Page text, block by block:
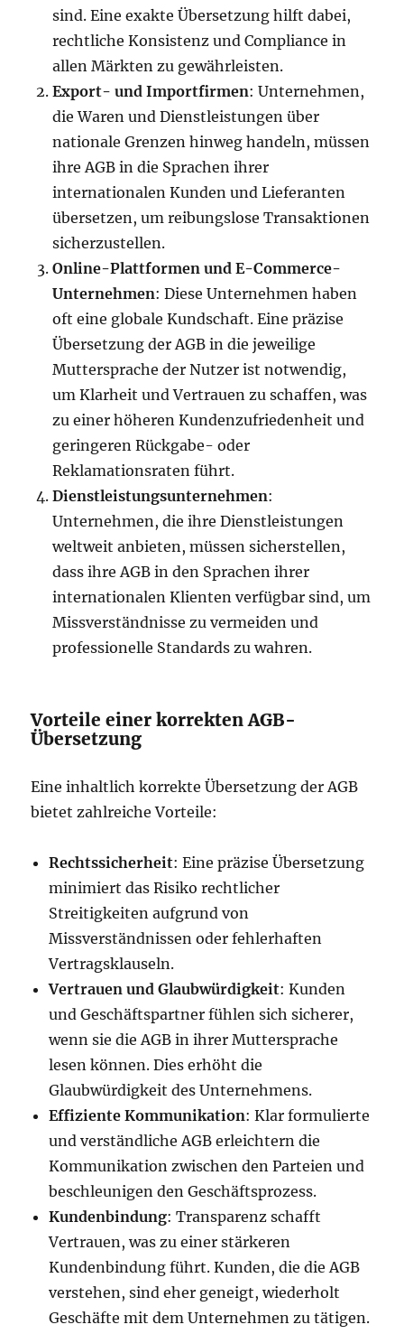
sind. Eine exakte Übersetzung hilft dabei,
rechtliche Konsistenz und Compliance in
allen Märkten zu gewährleisten.
Export- und Importfirmen: Unternehmen,
die Waren und Dienstleistungen über
nationale Grenzen hinweg handeln, müssen
ihre AGB in die Sprachen ihrer
internationalen Kunden und Lieferanten
übersetzen, um reibungslose Transaktionen
sicherzustellen.
Online-Plattformen und E-Commerce-
Unternehmen: Diese Unternehmen haben
oft eine globale Kundschaft. Eine präzise
Übersetzung der AGB in die jeweilige
Muttersprache der Nutzer ist notwendig,
um Klarheit und Vertrauen zu schaffen, was
zu einer höheren Kundenzufriedenheit und
geringeren Rückgabe- oder
Reklamationsraten führt.
Dienstleistungsunternehmen:
Unternehmen, die ihre Dienstleistungen
weltweit anbieten, müssen sicherstellen,
dass ihre AGB in den Sprachen ihrer
internationalen Klienten verfügbar sind, um
Missverständnisse zu vermeiden und
professionelle Standards zu wahren.
Vorteile einer korrekten AGB-
Übersetzung
Eine inhaltlich korrekte Übersetzung der AGB
bietet zahlreiche Vorteile:
Rechtssicherheit: Eine präzise Übersetzung
minimiert das Risiko rechtlicher
Streitigkeiten aufgrund von
Missverständnissen oder fehlerhaften
Vertragsklauseln.
Vertrauen und Glaubwürdigkeit: Kunden
und Geschäftspartner fühlen sich sicherer,
wenn sie die AGB in ihrer Muttersprache
lesen können. Dies erhöht die
Glaubwürdigkeit des Unternehmens.
Effiziente Kommunikation: Klar formulierte
und verständliche AGB erleichtern die
Kommunikation zwischen den Parteien und
beschleunigen den Geschäftsprozess.
Kundenbindung: Transparenz schafft
Vertrauen, was zu einer stärkeren
Kundenbindung führt. Kunden, die die AGB
verstehen, sind eher geneigt, wiederholt
Geschäfte mit dem Unternehmen zu tätigen.